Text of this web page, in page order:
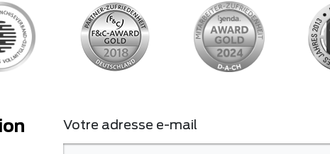
Votre adresse e-mail